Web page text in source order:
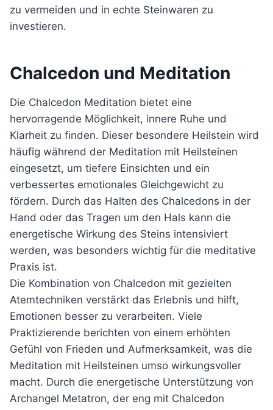
zu vermeiden und in echte Steinwaren zu
investieren.
Chalcedon und Meditation
Die Chalcedon Meditation bietet eine
hervorragende Möglichkeit, innere Ruhe und
Klarheit zu finden. Dieser besondere Heilstein wird
häufig während der Meditation mit Heilsteinen
eingesetzt, um tiefere Einsichten und ein
verbessertes emotionales Gleichgewicht zu
fördern. Durch das Halten des Chalcedons in der
Hand oder das Tragen um den Hals kann die
energetische Wirkung des Steins intensiviert
werden, was besonders wichtig für die meditative
Praxis ist.
Die Kombination von Chalcedon mit gezielten
Atemtechniken verstärkt das Erlebnis und hilft,
Emotionen besser zu verarbeiten. Viele
Praktizierende berichten von einem erhöhten
Gefühl von Frieden und Aufmerksamkeit, was die
Meditation mit Heilsteinen umso wirkungsvoller
macht. Durch die energetische Unterstützung von
Archangel Metatron, der eng mit Chalcedon